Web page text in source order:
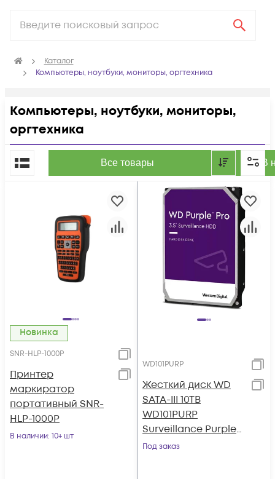
Каталог
Компьютеры, ноутбуки, мониторы, оргтехника
Компьютеры, ноутбуки, мониторы,
оргтехника
Все товары В
По популярности
Новинка
SNR-HLP-1000P
Принтер
маркиратор
портативный SNR-
HLP-1000P
В наличии: 10+ шт
WD101PURP
Жесткий диск WD
SATA-III 10TB
WD101PURP
Surveillance Purple
Pro (7200rpm) 256Mb
Под заказ